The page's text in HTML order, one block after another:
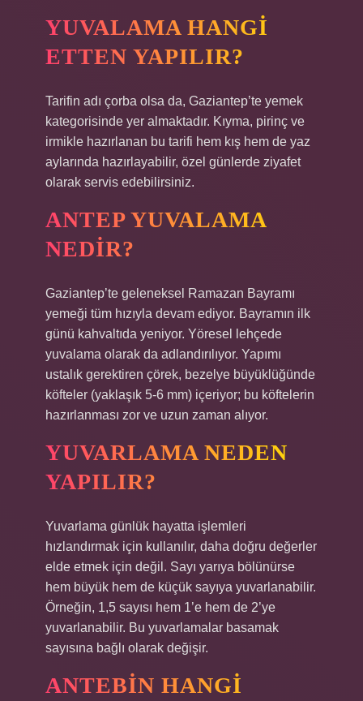
YUVALAMA HANGI
ETTEN YAPILIR?
Tarifin adı çorba olsa da, Gaziantep’te yemek
kategorisinde yer almaktadır. Kıyma, pirinç ve
irmikle hazırlanan bu tarifi hem kış hem de yaz
aylarında hazırlayabilir, özel günlerde ziyafet
olarak servis edebilirsiniz.
ANTEP YUVALAMA
NEDIR?
Gaziantep’te geleneksel Ramazan Bayramı
yemeği tüm hızıyla devam ediyor. Bayramın ilk
günü kahvaltıda yeniyor. Yöresel lehçede
yuvalama olarak da adlandırılıyor. Yapımı
ustalık gerektiren çörek, bezelye büyüklüğünde
köfteler (yaklaşık 5-6 mm) içeriyor; bu köftelerin
hazırlanması zor ve uzun zaman alıyor.
YUVARLAMA NEDEN
YAPILIR?
Yuvarlama günlük hayatta işlemleri
hızlandırmak için kullanılır, daha doğru değerler
elde etmek için değil. Sayı yarıya bölünürse
hem büyük hem de küçük sayıya yuvarlanabilir.
Örneğin, 1,5 sayısı hem 1’e hem de 2’ye
yuvarlanabilir. Bu yuvarlamalar basamak
sayısına bağlı olarak değişir.
ANTEBIN HANGI